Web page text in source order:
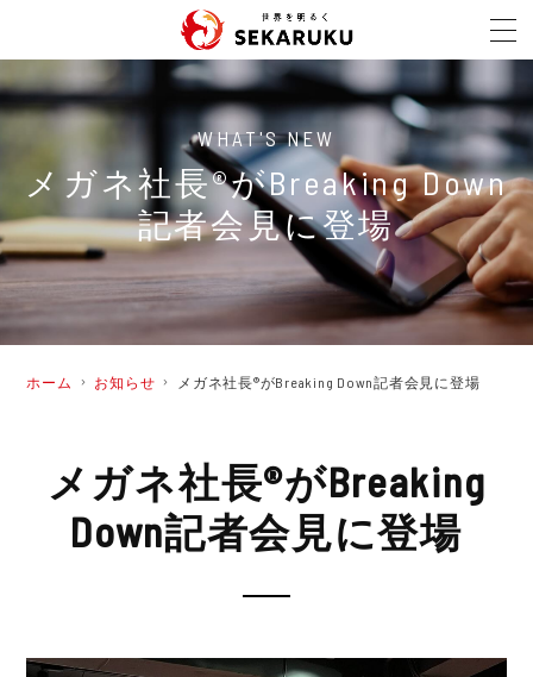
メガネ社長®がBreaking Down
記者会見に登場
ホーム お知らせ メガネ社長®がBreaking Down記者会見に登場
メガネ社長®がBreaking
Down記者会見に登場